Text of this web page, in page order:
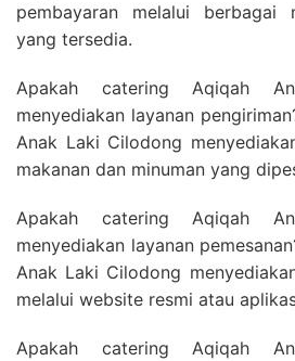
pembayaran melalui berbagai
yang tersedia.
Apakah catering Aqiqah
menyediakan layanan
Anak Laki Cilodong
makanan dan minuman yang
Apakah catering Aqiqah
menyediakan layanan
Anak Laki Cilodong
melalui website resmi atau
Apakah catering Aqiqah